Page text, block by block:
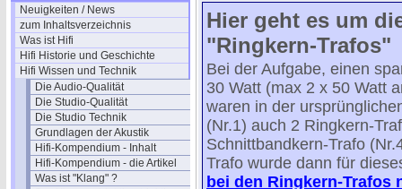
Neuigkeiten / News
zum Inhaltsverzeichnis
Was ist Hifi
Hifi Historie und Geschichte
Hifi Wissen und Technik
Die Audio-Qualität
Die Studio-Qualität
Die Studio Technik
Grundlagen der Akustik
Hifi-Kompendium - Inhalt
Hifi-Kompendium - die Artikel
Was ist "Klang" ?
Hier geht es um
"Ringkern-Trafos"
Bei der Aufgabe, einen
30 Watt (max 2 x 50 Watt
waren in der
(Nr.1) auch 2 Ringkern-
Schnittbandkern-Trafo
Trafo wurde dann für
bei den Ringkern-